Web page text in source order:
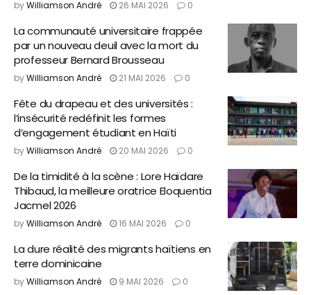
byWilliamson André 26 MAI 2026 0
La communauté universitaire frappée
par un nouveau deuil avec la mort du
professeur Bernard Brousseau
byWilliamson André 21 MAI 2026 0
Fête du drapeau et des universités :
l’insécurité redéfinit les formes
d’engagement étudiant en Haïti
byWilliamson André 20 MAI 2026 0
De la timidité à la scène : Lore Haïdare
Thibaud, la meilleure oratrice Eloquentia
Jacmel 2026
byWilliamson André 16 MAI 2026 0
La dure réalité des migrants haïtiens en
terre dominicaine
byWilliamson André 9 MAI 2026 0